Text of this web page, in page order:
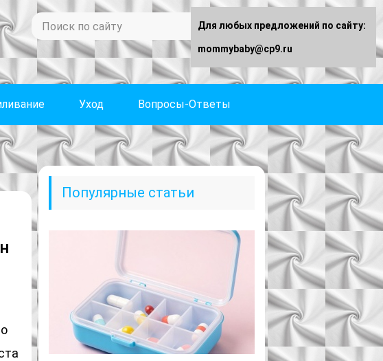
Уход Вопросы-Ответы
Популярные статьи
Для любых предложений по сайту:
mommybaby@cp9.ru